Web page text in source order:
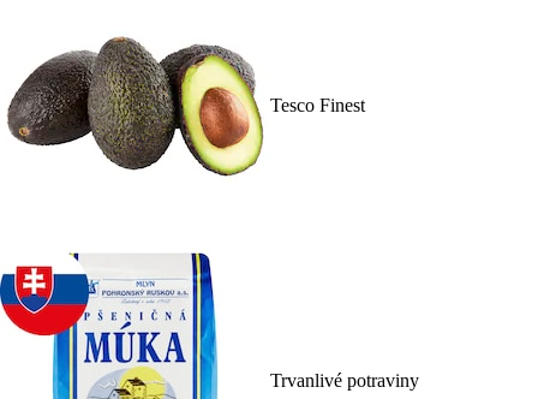
Tesco Finest
Trvanlivé potraviny